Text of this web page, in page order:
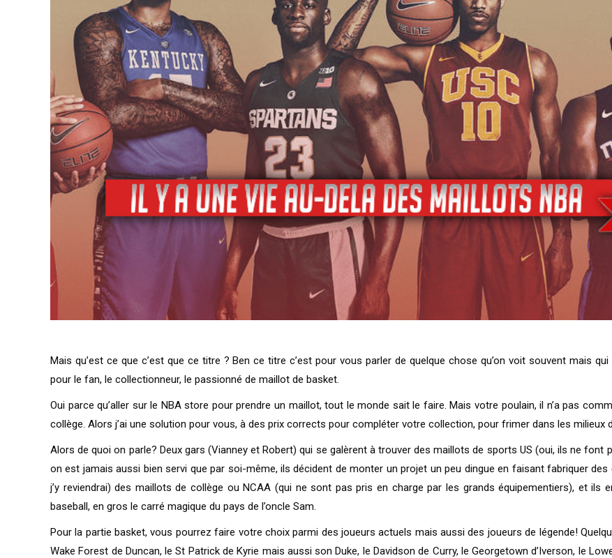
Mais qu’est ce que c’est que ce titre ? Ben ce titre c’est pour vous parler de quelque chose qu’on voit souvent mais
pour le fan, le collectionneur, le passionné de maillot de basket.
Oui parce qu’aller sur le NBA store pour prendre un maillot, tout le monde sait le faire. Mais votre poulain, il n’a pas
collège. Alors j’ai une solution pour vous, à des prix corrects pour compléter votre collection, pour frimer dans les milieux
Alors de quoi on parle? Deux gars (Vianney et Robert) qui se galèrent à trouver des maillots de sports US (oui, ils ne
on est jamais aussi bien servi que par soi-même, ils décident de monter un projet un peu dingue en faisant fabriquer
j’y reviendrai) des maillots de collège ou NCAA (qui ne sont pas pris en charge par les grands équipementiers), et
baseball, en gros le carré magique du pays de l’oncle Sam.
Pour la partie basket, vous pourrez faire votre choix parmi des joueurs actuels mais aussi des joueurs de légende!
Wake Forest de Duncan, le St Patrick de Kyrie mais aussi son Duke, le Davidson de Curry, le Georgetown d’Iverson, le